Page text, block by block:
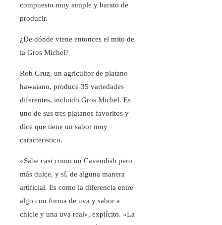
compuesto muy simple y barato de
producir.
¿De dónde viene entonces el mito de
la Gros Michel?
Rob Gruz, un agricultor de platano
hawaiano, produce 35 variedades
diferentes, incluido Gros Michel. Es
uno de sus tres platanos favoritos y
dice que tiene un sabor muy
caracteristico.
«Sabe casi como un Cavendish pero
más dulce, y sí, de alguna manera
artificial. Es como la diferencia entre
algo con forma de uva y sabor a
chicle y una uva real», explícito. «La